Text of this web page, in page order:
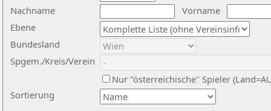
Nachname
Vorname
Ebene
Sortierung
Bundesland
Spgem./Kreis/Verein
Nur "österreichische" Spieler